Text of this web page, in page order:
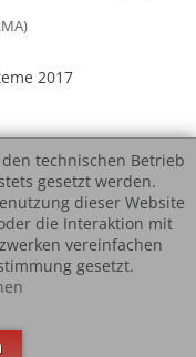
2017
technischen Betrieb
gesetzt werden.
dieser Website
die Interaktion mit
vereinfachen
gesetzt.